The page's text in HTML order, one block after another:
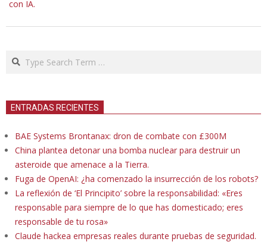
con IA.
Search
ENTRADAS RECIENTES
BAE Systems Brontanax: dron de combate con £300M
China plantea detonar una bomba nuclear para destruir un
asteroide que amenace a la Tierra.
Fuga de OpenAI: ¿ha comenzado la insurrección de los robots?
La reflexión de ‘El Principito’ sobre la responsabilidad: «Eres
responsable para siempre de lo que has domesticado; eres
responsable de tu rosa»
Claude hackea empresas reales durante pruebas de seguridad.